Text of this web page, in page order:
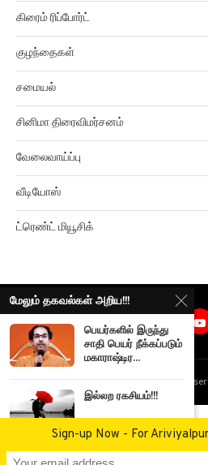
கிரைம் ரிப்போர்ட்
குழந்தைகள்
சமையல்
சினிமா திரைவிமர்சனம்
வேலைவாய்ப்பு
வீடியோஸ்
ட்ரெண்ட் மியூசிக்
Ariviyalpuram. All rights
மேலும் தகவல்கள் அறிய!!!
பெயர்களில் இருந்து
சாதி பெயர் நீக்கப்படும்
மகாராஷ்டிர...
இல்லற ரகசியம்!!!
நாய் குட்டிகளுக்காக
Sign-up Now - For